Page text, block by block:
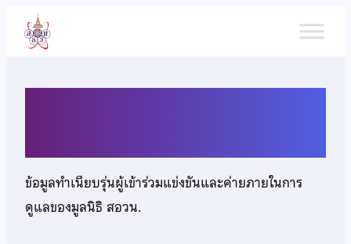
เนื้อหา
ข้อมูลทำเนียบรุ่นผู้เข้าร่วมแข่งขันและค่ายภายในการ
ดูแลของมูลนิธิ สอวน.